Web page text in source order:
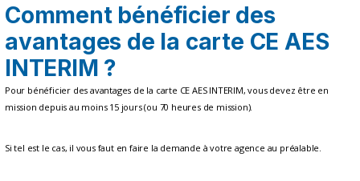
Comment bénéficier des
avantages de la carte CE AES
INTERIM ?
Pour bénéficier des avantages de la carte CE AES INTERIM, vous devez être en
mission depuis au moins 15 jours (ou 70 heures de mission).
Si tel est le cas, il vous faut en faire la demande à votre agence au préalable.